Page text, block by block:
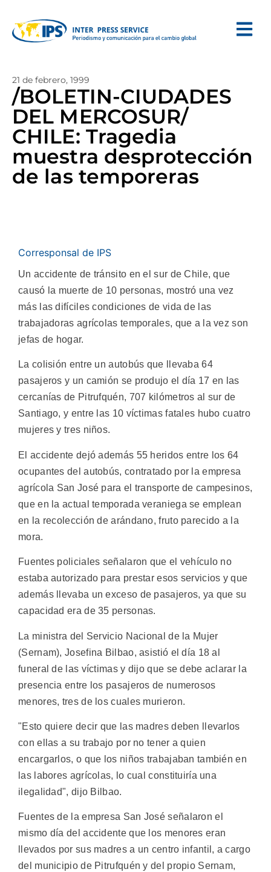
21 de febrero, 1999
/BOLETIN-CIUDADES
DEL MERCOSUR/
CHILE: Tragedia
muestra desprotección
de las temporeras
Corresponsal de IPS
Un accidente de tránsito en el sur de Chile, que
causó la muerte de 10 personas, mostró una vez
más las difíciles condiciones de vida de las
trabajadoras agrícolas temporales, que a la vez son
jefas de hogar.
La colisión entre un autobús que llevaba 64
pasajeros y un camión se produjo el día 17 en las
cercanías de Pitrufquén, 707 kilómetros al sur de
Santiago, y entre las 10 víctimas fatales hubo cuatro
mujeres y tres niños.
El accidente dejó además 55 heridos entre los 64
ocupantes del autobús, contratado por la empresa
agrícola San José para el transporte de campesinos,
que en la actual temporada veraniega se emplean
en la recolección de arándano, fruto parecido a la
mora.
Fuentes policiales señalaron que el vehículo no
estaba autorizado para prestar esos servicios y que
además llevaba un exceso de pasajeros, ya que su
capacidad era de 35 personas.
La ministra del Servicio Nacional de la Mujer
(Sernam), Josefina Bilbao, asistió el día 18 al
funeral de las víctimas y dijo que se debe aclarar la
presencia entre los pasajeros de numerosos
menores, tres de los cuales murieron.
"Esto quiere decir que las madres deben llevarlos
con ellas a su trabajo por no tener a quien
encargarlos, o que los niños trabajaban también en
las labores agrícolas, lo cual constituiría una
ilegalidad", dijo Bilbao.
Fuentes de la empresa San José señalaron el
mismo día del accidente que los menores eran
llevados por sus madres a un centro infantil, a cargo
del municipio de Pitrufquén y del propio Sernam,